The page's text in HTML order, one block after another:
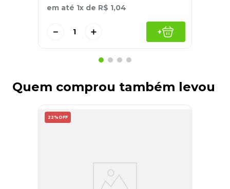
em até 1x de R$ 1,04
＋
－ +
Quem comprou também levou
22% OFF